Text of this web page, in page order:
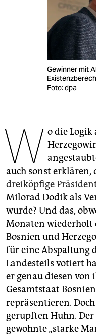
abo
genossenschaft
epaper login
Gewinner mit
Foto: dpa
W o die
auch sonst erklären,
dreiköpfige
Milorad Dodik als
wurde? Und das,
Monaten wiederholt
Bosnien und
für eine Abspaltung
Landesteils votiert
er genau diesen
Gesamtstaat
repräsentieren.
gerupften Huhn.
gewohnte „starke